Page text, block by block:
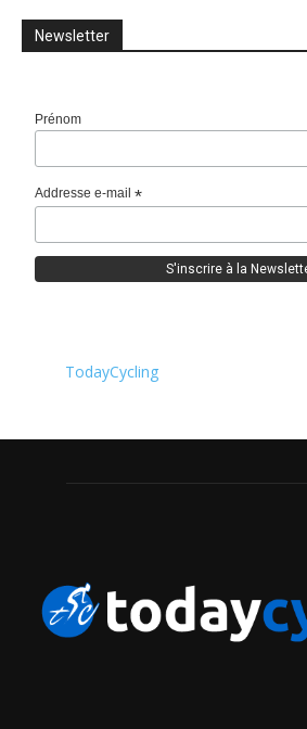
Newsletter
Prénom
Addresse e-mail*
TodayCycling